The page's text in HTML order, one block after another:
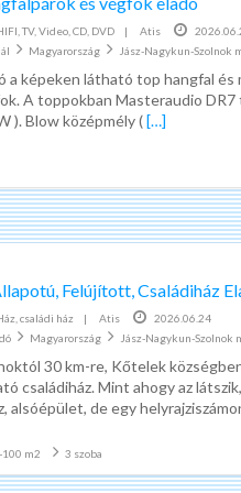
TV, Video, CD, DVD | Atis
Magyarország Jász-Nagykun-Szolnok
a képeken látható top hangfal és
A toppokban Masteraudio DR7
). Blow középmély ([…]
Felújított, Családiház
családi ház | Atis
2026.06.24
Magyarország Jász-Nagykun-Szolnok
30 km-re, Kőtelek
családiház. Mint ahogy az
alsóépület, de egy
100 m2 3 szoba
Az önnek legolcsóbb kötelező biztosítást keresi?
kötés
kötelező
online,
biztosítás
r
d
í
v
k
i
t
t
A
Nincs